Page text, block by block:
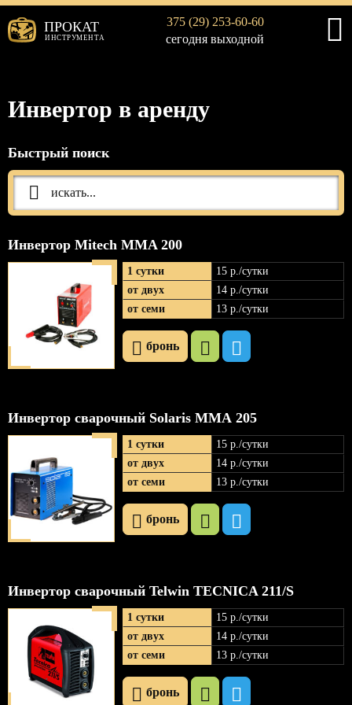
ПРОКАТ
ИНСТРУМЕНТА
375 (29) 253-60-60
сегодня выходной
Инвертор в аренду
Быстрый поиск
Инвертор Mitech MMA 200
1 сутки 15 р./сутки
от двух
14 р./сутки
от семи
13 р./сутки
бронь
Инвертор сварочный Solaris ММА 205
1 сутки 15 р./сутки
от двух
14 р./сутки
от семи
13 р./сутки
бронь
Инвертор сварочный Telwin TECNICA 211/S
1 сутки 15 р./сутки
от двух
14 р./сутки
от семи
13 р./сутки
бронь